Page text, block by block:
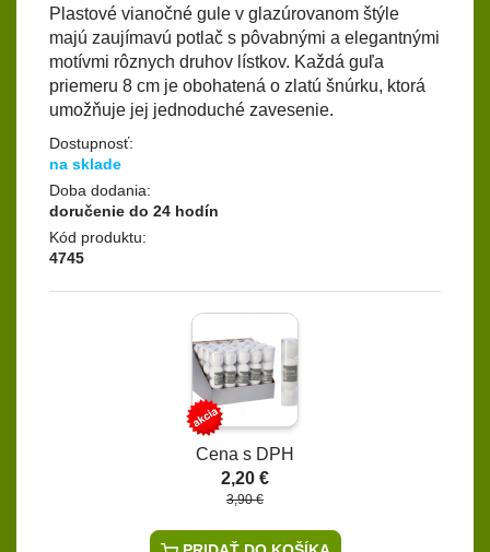
Plastové vianočné gule v glazúrovanom štýle
majú zaujímavú potlač s pôvabnými a elegantnými
motívmi rôznych druhov lístkov. Každá guľa
priemeru 8 cm je obohatená o zlatú šnúrku, ktorá
umožňuje jej jednoduché zavesenie.
Dostupnosť:
na sklade
Doba dodania:
doručenie do 24 hodín
Kód produktu:
4745
Cena s DPH
2,20 €
3,90 €